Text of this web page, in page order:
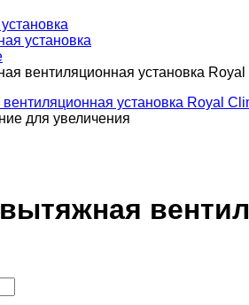
установка
вентиляционная установка
для увеличения